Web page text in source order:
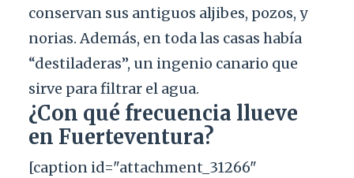
conservan sus antiguos aljibes, pozos, y
norias. Además, en toda las casas había
“destiladeras”, un ingenio canario que
sirve para filtrar el agua.
¿Con qué frecuencia llueve
en Fuerteventura?
[caption id="attachment_31266"